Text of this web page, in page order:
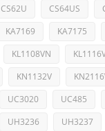
CS62U CS64US
KA7169 KA7175
KL1108VN
KN1132V
UC3020 UC485
UH3236 UH3237